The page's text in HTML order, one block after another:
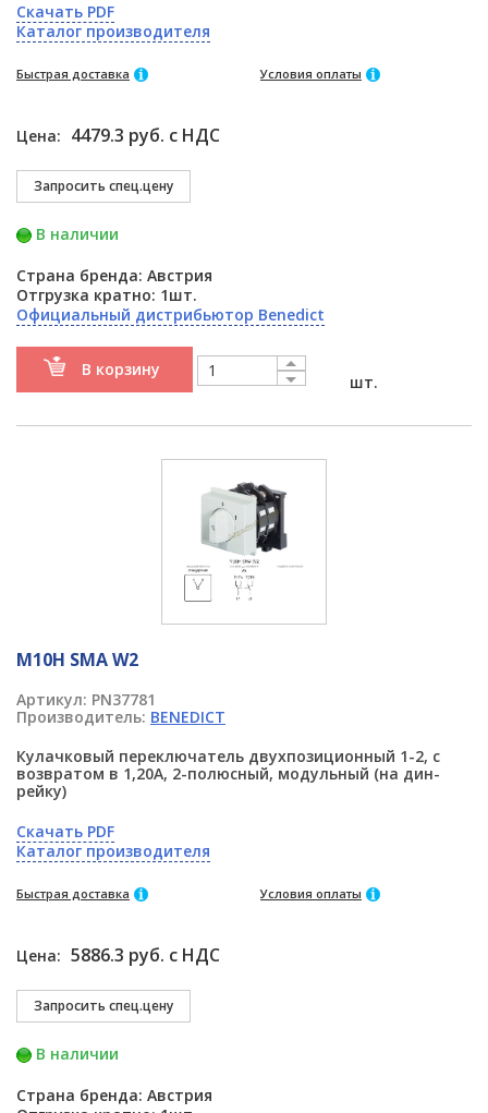
Скачать PDF
Каталог производителя
Быстрая доставка Условия оплаты
Цена: 4479.3 руб. с НДС
В наличии
Страна бренда: Австрия
Отгрузка кратно: 1шт.
Официальный дистрибьютор Benedict
В корзину
шт.
M10H SMA W2
Артикул: PN37781
Производитель: BENEDICT
Кулачковый переключатель двухпозиционный 1-2, с
возвратом в 1,20А, 2-полюсный, модульный (на дин-
рейку)
Скачать PDF
Каталог производителя
Быстрая доставка Условия оплаты
Цена: 5886.3 руб. с НДС
В наличии
Страна бренда: Австрия